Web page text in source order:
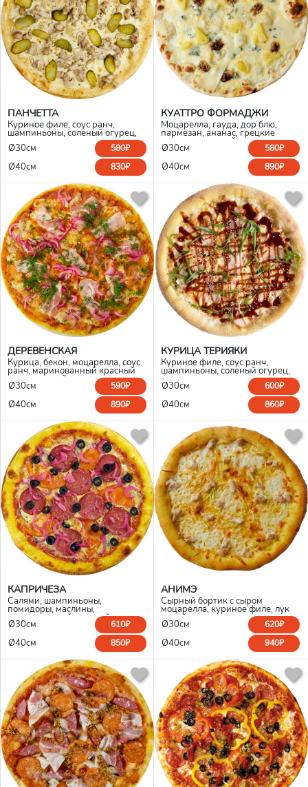
ПАНЧЕТТА
Куриное филе, соус ранч,
шампиньоны, соленый огурец,
Ø30см 580₽
Ø40см 830₽
КУАТТРО ФОРМАДЖИ
Моцарелла, гауда, дор блю,
пармезан, ананас, грецкие
орехи, сливочный соус
Ø30см 580₽
Ø40см 890₽
ДЕРЕВЕНСКАЯ
Курица, бекон, моцарелла, соус
ранч, маринованный красный
лук, томатный соус, укроп
Ø30см 590₽
Ø40см 890₽
КУРИЦА ТЕРИЯКИ
Куриное филе, соус ранч,
шампиньоны, соленый огурец,
моцарелла
Ø30см 600₽
Ø40см 860₽
КАПРИЧЕЗА
Салями, шампиньоны,
помидоры, маслины,
маринованный красный лук,
гауда, томатный соус
Ø30см 610₽
Ø40см 850₽
АНИМЭ
Сырный бортик с сыром
моцарелла, куриное филе, лук
порей, моцарелла, мисо
Ø30см 620₽
Ø40см 940₽